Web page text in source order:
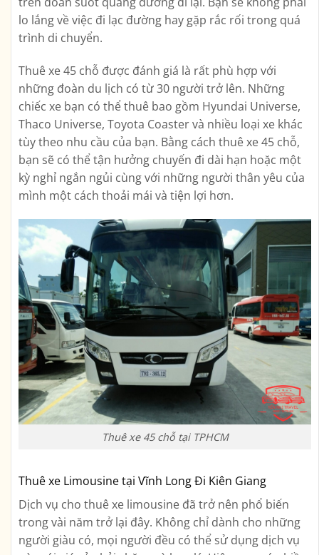
lo lắng về việc đi lạc đường hay gặp rắc rối trong quá
trình di chuyển.
Thuê xe 45 chỗ được đánh giá là rất phù hợp với
những đoàn du lịch có từ 30 người trở lên. Những
chiếc xe bạn có thể thuê bao gồm Hyundai Universe,
Thaco Universe, Toyota Coaster và nhiều loại xe khác
tùy theo nhu cầu của bạn. Bằng cách thuê xe 45 chỗ,
bạn sẽ có thể tận hưởng chuyến đi dài hạn hoặc một
kỳ nghỉ ngắn ngủi cùng với những người thân yêu của
mình một cách thoải mái và tiện lợi hơn.
Thuê xe 45 chỗ tại TPHCM
Thuê xe Limousine tại Vĩnh Long Đi Kiên Giang
Dịch vụ cho thuê xe limousine đã trở nên phổ biến
trong vài năm trở lại đây. Không chỉ dành cho những
người giàu có, mọi người đều có thể sử dụng dịch vụ